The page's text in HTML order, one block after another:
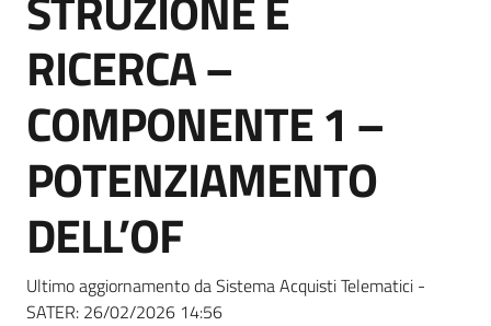
RICERCA –
COMPONENTE 1 –
POTENZIAMENTO
DELL’OF
Ultimo aggiornamento da Sistema Acquisti Telematici -
SATER: 26/02/2026 14:56